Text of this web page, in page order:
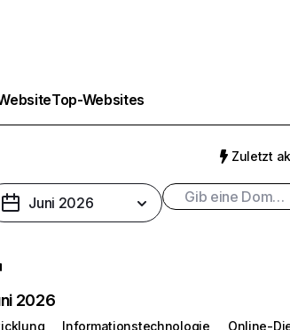
Top-Websites
Zuletzt
Juni 2026
2026
Informationstechnologie
Online-